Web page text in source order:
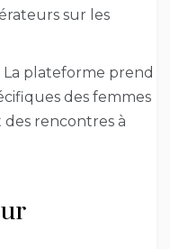
sur les
plateforme prend
des femmes
rencontres à